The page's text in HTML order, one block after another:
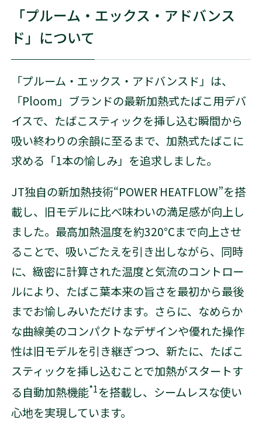
「プルーム・エックス・アドバンス
ド」について
「プルーム・エックス・アドバンスド」は、
「Ploom」ブランドの最新加熱式たばこ用デバ
イスで、たばこスティックを挿し込む瞬間から
吸い終わりの余韻に至るまで、加熱式たばこに
求める「1本の愉しみ」を追求しました。
JT独自の新加熱技術“POWER HEATFLOW”を搭
載し、旧モデルに比べ味わいの満足感が向上し
ました。最高加熱温度を約320℃まで向上させ
ることで、吸いごたえを引き出しながら、同時
に、緻密に計算された温度と気流のコントロー
ルにより、たばこ葉本来の旨さを最初から最後
までお愉しみいただけます。さらに、なめらか
な曲線美のコンパクトなデザインや優れた操作
性は旧モデルを引き継ぎつつ、新たに、たばこ
スティックを挿し込むことで加熱がスタートす
る自動加熱機能*1を搭載し、シームレスな使い
心地を実現しています。